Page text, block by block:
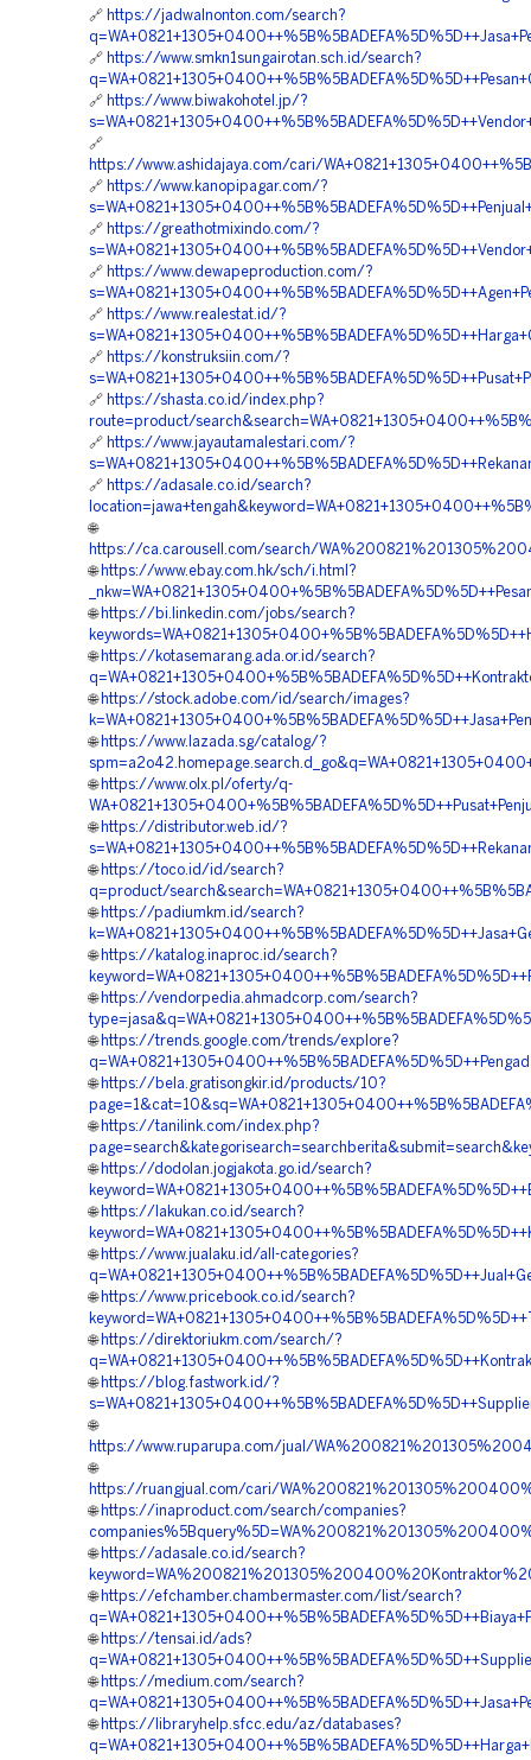
🔗 https://jadwalnonton.com/search?
🔗 https://www.smkn1sungairotan.sch.id/search?
🔗 https://www.biwakohotel.jp/?
🔗
https://www.ashidajaya.com/cari/
🔗 https://www.kanopipagar.com/?
🔗 https://greathotmixindo.com/?
🔗 https://www.dewapeproduction.com/?
🔗 https://www.realestat.id/?
🔗 https://konstruksiin.com/?
🔗 https://shasta.co.id/index.php?
route=product/
🔗 https://www.jayautamalestari.com/?
🔗 https://adasale.co.id/search?
🌐
https://ca.carousell.com/search/
🌐 https://www.ebay.com.hk/sch/i.html?
🌐 https://bi.linkedin.com/jobs/search?
🌐 https://kotasemarang.ada.or.id/search?
🌐 https://stock.adobe.com/id/search/images?
🌐 https://www.lazada.sg/catalog/?
🌐 https://www.olx.pl/oferty/q-
🌐 https://distributor.web.id/?
🌐 https://toco.id/id/search?
q=product/
🌐 https://padiumkm.id/search?
🌐 https://katalog.inaproc.id/search?
🌐 https://vendorpedia.ahmadcorp.com/search?
🌐 https://trends.google.com/trends/explore?
🌐 https://bela.gratisongkir.id/products/10?
🌐 https://tanilink.com/index.php?
🌐 https://dodolan.jogjakota.go.id/search?
🌐 https://lakukan.co.id/search?
🌐 https://www.jualaku.id/all-categories?
🌐 https://www.pricebook.co.id/search?
🌐 https://direktoriukm.com/search/?
🌐 https://blog.fastwork.id/?
🌐
https://www.ruparupa.com/jual/
🌐
https://ruangjual.com/cari/
🌐 https://inaproduct.com/search/companies?
🌐 https://adasale.co.id/search?
🌐 https://efchamber.chambermaster.com/list/search?
🌐 https://tensai.id/ads?
🌐 https://medium.com/search?
🌐 https://libraryhelp.sfcc.edu/az/databases?